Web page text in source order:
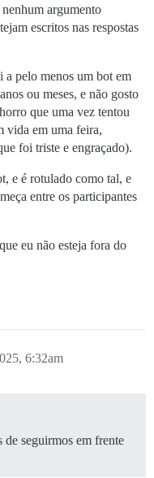
argumento
escritos nas respostas
a pelo menos um bot em
ou meses, e não gosto
que uma vez tentou
vida em uma feira,
foi triste e engraçado).
e é rotulado como tal, e
entre os participantes
eu não esteja fora do
6:32am
de seguirmos em frente